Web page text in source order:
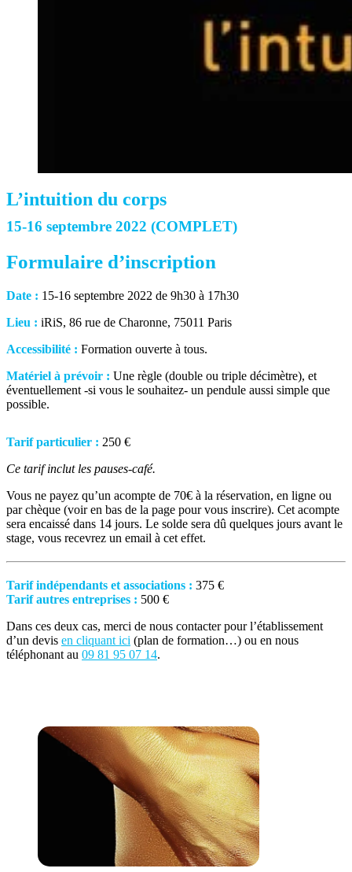
L’intuition du corps
15-16 septembre 2022 (COMPLET)
Formulaire d’inscription
Date : 15-16 septembre 2022 de 9h30 à 17h30
Lieu : iRiS, 86 rue de Charonne, 75011 Paris
Accessibilité : Formation ouverte à tous.
Matériel à prévoir : Une règle (double ou triple décimètre), et
éventuellement -si vous le souhaitez- un pendule aussi simple que
possible.
Tarif particulier : 250 €
Ce tarif inclut les pauses-café.
Vous ne payez qu’un acompte de 70€ à la réservation, en ligne ou
par chèque (voir en bas de la page pour vous inscrire). Cet acompte
sera encaissé dans 14 jours. Le solde sera dû quelques jours avant le
stage, vous recevrez un email à cet effet.
Tarif indépendants et associations : 375 €
Tarif autres entreprises : 500 €
Dans ces deux cas, merci de nous contacter pour l’établissement
d’un devis en cliquant ici (plan de formation…) ou en nous
téléphonant au 09 81 95 07 14.